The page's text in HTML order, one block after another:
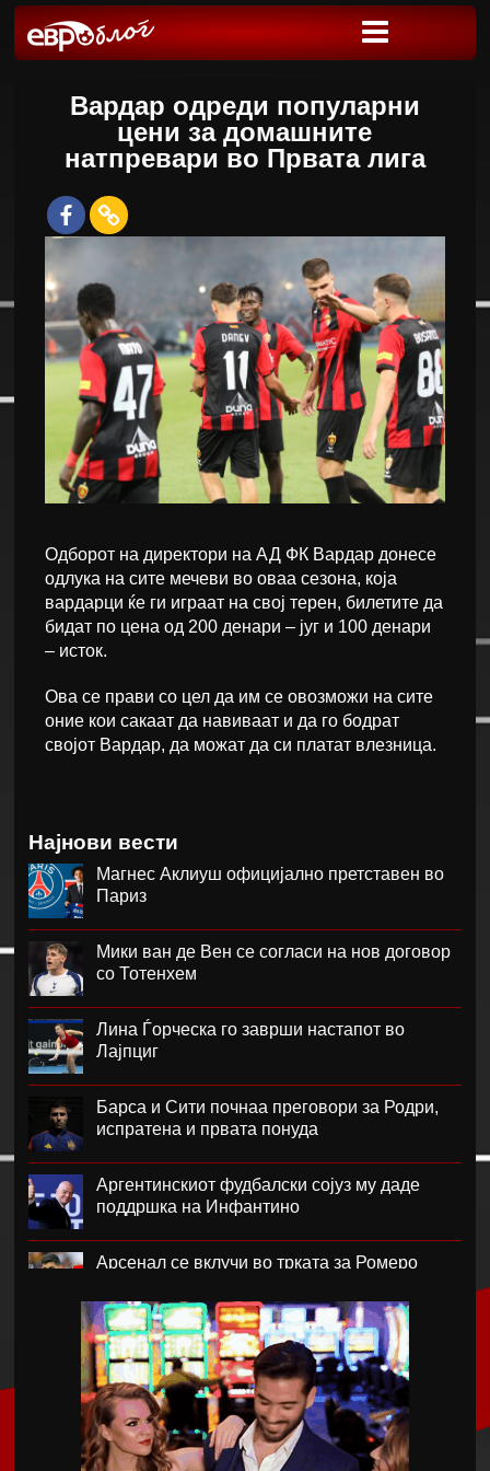
Вардар одреди популарни
цени за домашните
натпревари во Првата лига
Одборот на директори на АД ФК Вардар донесе
одлука на сите мечеви во оваа сезона, која
вардарци ќе ги играат на свој терен, билетите да
бидат по цена од 200 денари – југ и 100 денари
– исток.
Ова се прави со цел да им се овозможи на сите
оние кои сакаат да навиваат и да го бодрат
својот Вардар, да можат да си платат влезница.
Најнови вести
Магнес Аклиуш официјално претставен во
Париз
Мики ван де Вен се согласи на нов договор
со Тотенхем
Лина Ѓорческа го заврши настапот во
Лајпциг
Барса и Сити почнаа преговори за Родри,
испратена и првата понуда
Аргентинскиот фудбалски сојуз му даде
поддршка на Инфантино
Арсенал се вклучи во трката за Ромеро
ПСЖ го купи најдобриот фудбалер на
Монако
Крстевски го замени МЗТ Скопје со
Куманово